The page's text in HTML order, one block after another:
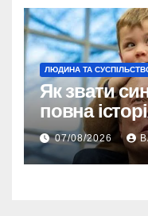
ЛЮДИНА ТА
Як звати
повна
хлопчиків
07/08/2026